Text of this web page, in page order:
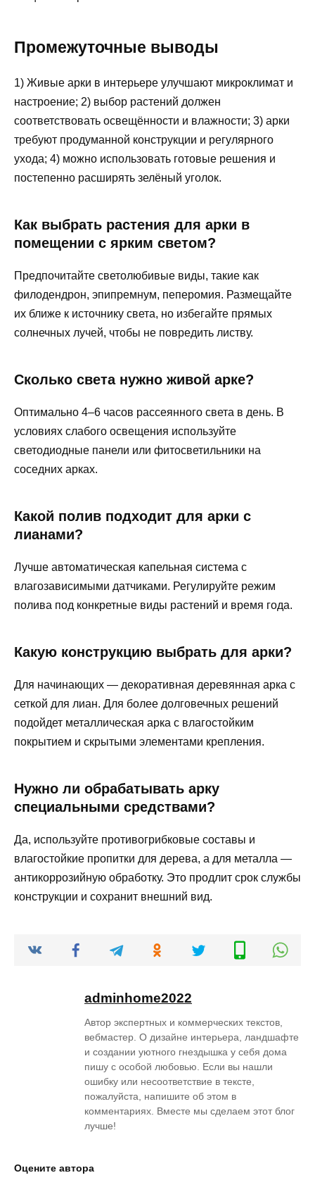
Промежуточные выводы
1) Живые арки в интерьере улучшают микроклимат и
настроение; 2) выбор растений должен
соответствовать освещённости и влажности; 3) арки
требуют продуманной конструкции и регулярного
ухода; 4) можно использовать готовые решения и
постепенно расширять зелёный уголок.
Как выбрать растения для арки в
помещении с ярким светом?
Предпочитайте светолюбивые виды, такие как
филодендрон, эпипремнум, пеперомия. Размещайте
их ближе к источнику света, но избегайте прямых
солнечных лучей, чтобы не повредить листву.
Сколько света нужно живой арке?
Оптимально 4–6 часов рассеянного света в день. В
условиях слабого освещения используйте
светодиодные панели или фитосветильники на
соседних арках.
Какой полив подходит для арки с
лианами?
Лучше автоматическая капельная система с
влагозависимыми датчиками. Регулируйте режим
полива под конкретные виды растений и время года.
Какую конструкцию выбрать для арки?
Для начинающих — декоративная деревянная арка с
сеткой для лиан. Для более долговечных решений
подойдет металлическая арка с влагостойким
покрытием и скрытыми элементами крепления.
Нужно ли обрабатывать арку
специальными средствами?
Да, используйте противогрибковые составы и
влагостойкие пропитки для дерева, а для металла —
антикоррозийную обработку. Это продлит срок службы
конструкции и сохранит внешний вид.
adminhome2022
Автор экспертных и коммерческих текстов,
вебмастер. О дизайне интерьера, ландшафте
и создании уютного гнездышка у себя дома
пишу с особой любовью. Если вы нашли
ошибку или несоответствие в тексте,
пожалуйста, напишите об этом в
комментариях. Вместе мы сделаем этот блог
лучше!
Оцените автора